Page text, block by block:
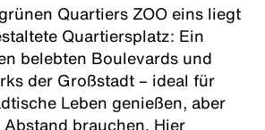
Quartiers ZOO eins liegt
Quartiersplatz: Ein
belebten Boulevards und
der Großstadt – ideal für
Leben genießen, aber
brauchen. Hier